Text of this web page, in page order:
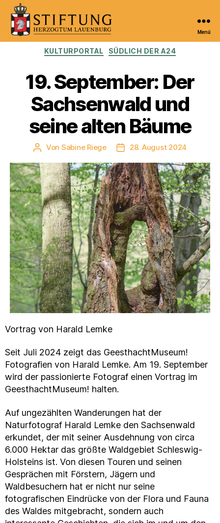
Kulturportal
Herzogtum
Lauenburg
Menü
Kategorien
KULTURPORTAL SÜDLICH DER A24
19. September: Der
Sachsenwald und
seine alten Bäume
Beitragsautor
Von Sabine Riege Veröffentlichungsdatum
28. August 2024
Vortrag von Harald Lemke
Seit Juli 2024 zeigt das GeesthachtMuseum!
Fotografien von Harald Lemke. Am 19. September
wird der passionierte Fotograf einen Vortrag im
GeesthachtMuseum! halten.
Auf ungezählten Wanderungen hat der
Naturfotograf Harald Lemke den Sachsenwald
erkundet, der mit seiner Ausdehnung von circa
6.000 Hektar das größte Waldgebiet Schleswig-
Holsteins ist. Von diesen Touren und seinen
Gesprächen mit Förstern, Jägern und
Waldbesuchern hat er nicht nur seine
fotografischen Eindrücke von der Flora und Fauna
des Waldes mitgebracht, sondern auch